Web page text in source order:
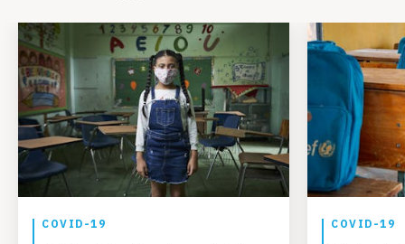
COVID-19 COVID-19